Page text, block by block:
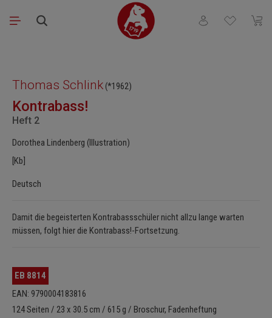
Zum Hauptinhalt springen
Du hast 0
Thomas Schlink (*1962)
Kontrabass!
Heft 2
Dorothea Lindenberg (Illustration)
[Kb]
Deutsch
Damit die begeisterten Kontrabassschüler nicht allzu lange warten
müssen, folgt hier die Kontrabass!-Fortsetzung.
EB 8814
EAN: 9790004183816
124 Seiten / 23 x 30.5 cm / 615 g / Broschur, Fadenheftung